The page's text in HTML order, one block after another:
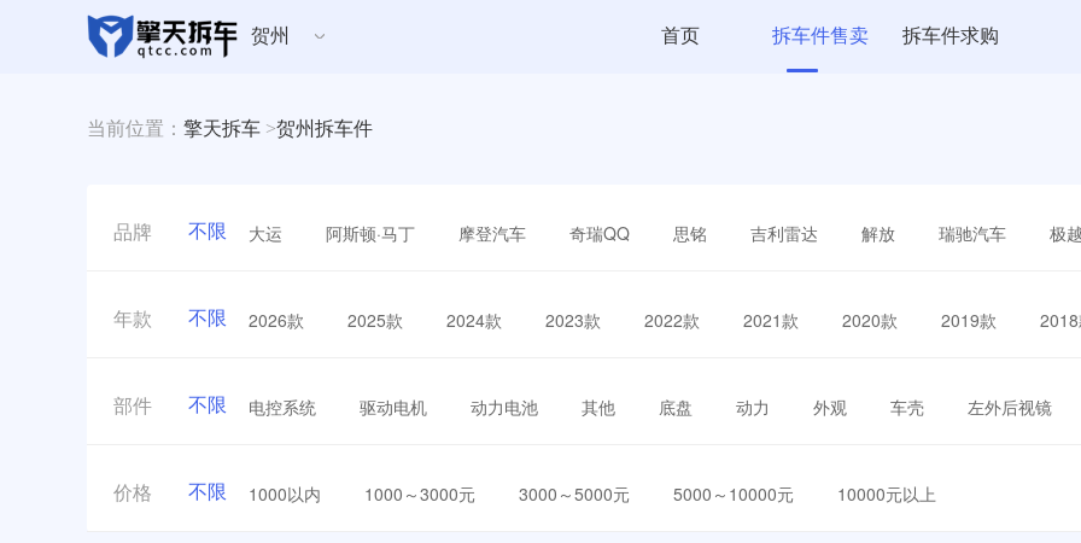
贺州 首页 拆车件售卖 拆车件求购
当前位置： 擎天拆车 >贺州拆车件
品牌 不限 大运 阿斯顿·马丁 摩登汽车 奇瑞QQ 思铭 吉利雷达 解放 瑞驰汽车 极
年款 不限 2026款 2025款 2024款 2023款 2022款 2021款 2020款 2019款
部件 不限 电控系统 驱动电机 动力电池 其他 底盘 动力 外观 车壳 左外后视镜
价格 不限 1000以内 1000～3000元 3000～5000元 5000～10000元 10000元以上